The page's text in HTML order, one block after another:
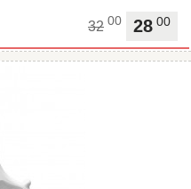
28 00
32 00